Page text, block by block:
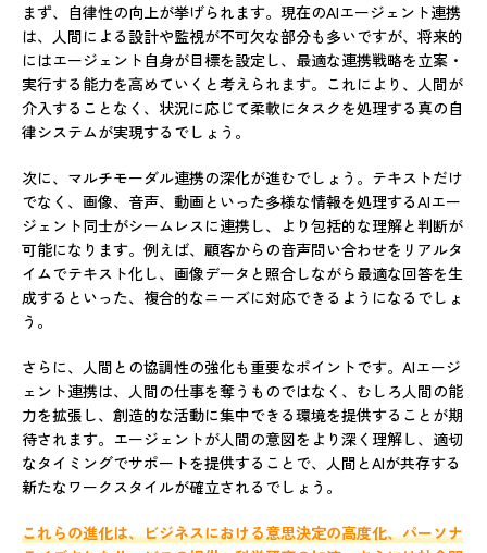
まず、自律性の向上が挙げられます。現在のAIエージェント連携
は、人間による設計や監視が不可欠な部分も多いですが、将来的
にはエージェント自身が目標を設定し、最適な連携戦略を立案・
実行する能力を高めていくと考えられます。これにより、人間が
介入することなく、状況に応じて柔軟にタスクを処理する真の自
律システムが実現するでしょう。
次に、マルチモーダル連携の深化が進むでしょう。テキストだけ
でなく、画像、音声、動画といった多様な情報を処理するAIエー
ジェント同士がシームレスに連携し、より包括的な理解と判断が
可能になります。例えば、顧客からの音声問い合わせをリアルタ
イムでテキスト化し、画像データと照合しながら最適な回答を生
成するといった、複合的なニーズに対応できるようになるでしょ
う。
さらに、人間との協調性の強化も重要なポイントです。AIエージ
ェント連携は、人間の仕事を奪うものではなく、むしろ人間の能
力を拡張し、創造的な活動に集中できる環境を提供することが期
待されます。エージェントが人間の意図をより深く理解し、適切
なタイミングでサポートを提供することで、人間とAIが共存する
新たなワークスタイルが確立されるでしょう。
これらの進化は、ビジネスにおける意思決定の高度化、パーソナ